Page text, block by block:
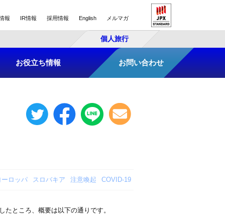
報 IR情報 採用情報 English メルマガ
個人旅行
お役立ち情報 お問い合わせ
ーロッパ スロバキア 注意喚起 COVID-19
ところ、概要は以下の通りです。